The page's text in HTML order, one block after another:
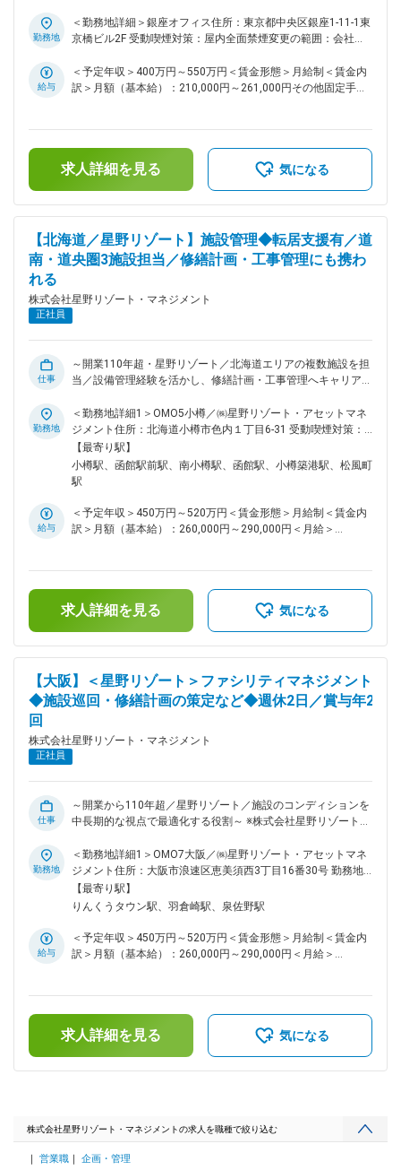
す(転居時の費用は会社負担となります)。 休日は離島ならでは
のマリンスポーツなどを身近に楽しむことができます。 有休
織構成 ホテル全体：約120名 ∟サービス職：約8割 ∟エキス
パート(PR／総務／FM)：約2割 ∟FM(配属部署)＝専任1名／兼
上げ10～20億円規模の施設のメイン担当で規模の大きな仕事
ができる／顕在化しているニーズだけではなく、ブランドとし
声を踏まえた施策が検討できます。 ★将来的には新規”星の
や”開発段階にも携われる可能性あり。 ■業務内容 ・『星の
∟チャネルマネジメント ∟OTAやAGTとの連携 ∟ニュースリ
リース作成時の写真・文章についてマーケティング視点でのア
ドバイス、施策の効果測定／言葉遣いなどの校正 ∟支配人を
けるフラッグシップブランドにおいて自らが中心となり上流か
ら戦略立案に携わっていただけます。 BtoCならでは、顧客の
声も施設から直接ヒアリングして、業務に生かすことができま
す。 ■業務のやりがい： 独り立ちできれば担当施設において
ことができます。また開業する新規施設を任されることもあり
ます。 ■業務魅力 各施設年間10～20億円規模の室料売り上げ
す。 ■ポジションの魅力 ステップアップとして立候補制でエ
キスパートを目指すことも可能です。 ■評価指標 ・認知率 ・
ブランディング数値 ・部屋の単価・稼働率 ■担当施設と特徴
設定し運営をしております。 ■組織構成 7名（全員20～30代）
※国内の星のや施設を1人1施設ずつ担当しております。 変更の
範囲：会社の定める業務
勤務地
＜勤務地詳細＞銀座オフィス住所：東京都中央区銀座1-11-1東
京橋ビル2F 受動喫煙対策：屋内全面禁煙変更の範囲：会社の
給与
＜予定年収＞400万円～550万円＜賃金形態＞月給制＜賃金内
訳＞月額（基本給）：210,000円～261,000円その他固定手当/
あり、選考を通じて上下する可能性があります。月給(月額)は
固定手当を含めた表記です。
求人詳細を見る 気になる
【北海道／星野リゾート】施設管理◆転居支援有／道
南・道央圏3施設担当／修繕計画・工事管理にも携わ
れる
株式会社星野リゾート・マネジメント
正社員
仕事
～開業110年超・星野リゾート／北海道エリアの複数施設を担
当／設備管理経験を活かし、修繕計画・工事管理へキャリアを
メントへ在籍出向となります。 ■業務内容 固定の拠点に縛ら
れず、北海道の広大なフィールドを舞台に機動力を持って専門
性を高めるポジションです。日々の点検や修繕対応に加え、修
繕計画の立案から工事管理まで一貫して担当。施設ごとに異な
る環境に携わりながら、中長期的な視点で施設価値の維持・向
理・BM会社統括 担当施設を定期的に巡回し、建物や設備の状
態を把握。BM会社や現地スタッフと連携しながら、設備管理
改修計画の立案、見積査定、業者選定を担当。工事着工後は工
程・安全・品質管理を行い、計画から完工まで一貫して携わり
ます。 ・施設価値向上に向けた改善提案 エネルギー使用量分
析による省エネ施策の検討や新技術導入、エリア全体の維持管
ます。 ■入社後の流れ 入社後すぐにすべてをお任せすること
はありません。まずはリーダーとの同行巡回やOJTを通じ
て、各施設の特徴や設備構成、現地スタッフとの連携方法を学
んでいただきます。将来的には修繕計画の策定やベンダーマネ
ています。 ■サポート体制 所属組織は全国6エリア・26名体
制。北海道エリアは少人数ですが、全国の専門メンバーやプロ
ジェクト支援チームと連携しながら業務を進めます。 チャッ
ト・電話・メールによる相談体制に加え、月1回の定例ミーテ
ィングやリーダーの巡回同行があり、継続的なフォローを受け
られる環境です。 ■働き方 函館・白老・小樽の3施設を主担当
組み立てながら業務を進めるため、見通しを持って働くことが
可能です。現地対応が不要な日は在宅勤務（月9日まで）が利
用可能。転居を伴う場合は規定に基づき引越費用を支給しま
す。 変更の範囲：会社の定める業務
勤務地
＜勤務地詳細1＞OMO5小樽／㈱星野リゾート・アセットマネ
ジメント住所：北海道小樽市色内１丁目6-31 受動喫煙対策：
屋内全面禁煙＜勤務地詳細2＞界 ポロト／㈱星野リゾート・ア
セットマネジメント住所：北海道白老郡白老町若草町1-2-
1018-94 受動喫煙対策：屋内全面禁煙＜勤務地詳細3＞OMO5
館市若松町24-1 受動喫煙対策：屋内全面禁煙変更の範囲：会
社の定める事業所
【最寄り駅】
小樽駅、函館駅前駅、南小樽駅、函館駅、小樽築港駅、松風町
駅
給与
＜予定年収＞450万円～520万円＜賃金形態＞月給制＜賃金内
訳＞月額（基本給）：260,000円～290,000円＜月給＞
あり、選考を通じて上下する可能性があります。月給(月額)は
固定手当を含めた表記です。
求人詳細を見る 気になる
【大阪】＜星野リゾート＞ファシリティマネジメント
◆施設巡回・修繕計画の策定など◆週休2日／賞与年2
回
株式会社星野リゾート・マネジメント
正社員
仕事
～開業から110年超／星野リゾート／施設のコンディションを
中長期的な視点で最適化する役割～ ※株式会社星野リゾート・
お客様が滞在を楽しむ施設環境を安全に維持すること、そして
快適な空間を安定的に提供することなくして、リゾート運営は
成り立ちません。 日々の地道な設備点検や修繕対応を積み重
ね、施設を長く大切に「育て、作り込んでいく」やりがいのあ
の状況に基づいた「修繕計画の策定」から「実行管理」までを
主導。施設のコンディションを中長期的な視点で最適化する役
る現状把握と不具合箇所の特定 └現地スタッフと密に連携し、
トラブル時の技術的助言や早期復旧のサポート └点検報告の精
査と品質改善・遵法性の担保、コストの適正化 ・修繕計画の
策定と管理 └現場状況に即した「修繕計画」の立案・策定 └計
ー使用量のデータ分析に基づく、省エネ提案およびSDGsに配
慮した新技術の導入検討 └エリア内の維持管理品質の標準化、
および現地スタッフへの実務的な技術指導 ■チーム体制・サポ
勤務地
＜勤務地詳細1＞OMO7大阪／㈱星野リゾート・アセットマネ
ジメント住所：大阪市浪速区恵美須西3丁目16番30号 勤務地
最寄駅：JR線／新今宮駅受動喫煙対策：屋内全面禁煙＜勤務
地詳細2＞OMO関西空港／星野リゾート・アセットマネジメン
JR南海電鉄線／りんくうタウン駅受動喫煙対策：屋内全面禁
煙変更の範囲：会社の定める事業所
【最寄り駅】
りんくうタウン駅、羽倉崎駅、泉佐野駅
給与
＜予定年収＞450万円～520万円＜賃金形態＞月給制＜賃金内
訳＞月額（基本給）：260,000円～290,000円＜月給＞
あり、選考を通じて上下する可能性があります。月給(月額)は
固定手当を含めた表記です。
求人詳細を見る 気になる
株式会社星野リゾート・マネジメントの求人を職種で絞り込む
営業職 企画・管理